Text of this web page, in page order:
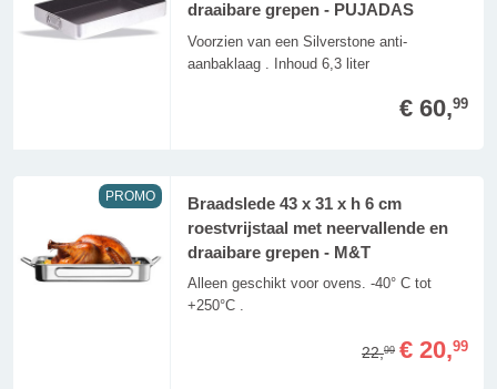
draaibare grepen - PUJADAS
Voorzien van een Silverstone anti-
aanbaklaag . Inhoud 6,3 liter
€ 60,99
PROMO
Braadslede 43 x 31 x h 6 cm
roestvrijstaal met neervallende en
draaibare grepen - M&T
Alleen geschikt voor ovens. -40° C tot
+250°C .
22,99 € 20,99